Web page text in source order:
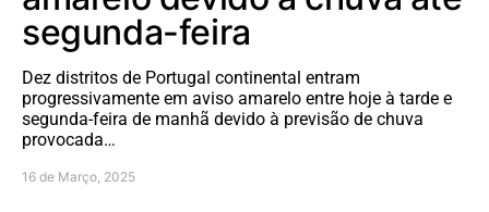
segunda-feira
Dez distritos de Portugal continental entram
progressivamente em aviso amarelo entre hoje à tarde e
segunda-feira de manhã devido à previsão de chuva
provocada…
16 de Março, 2025